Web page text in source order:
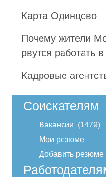
Карта Одинцово
Почему жители
рвутся работать
Кадровые
Соискателям
Вакансии
1479
Мои резюме
Добавить резюме